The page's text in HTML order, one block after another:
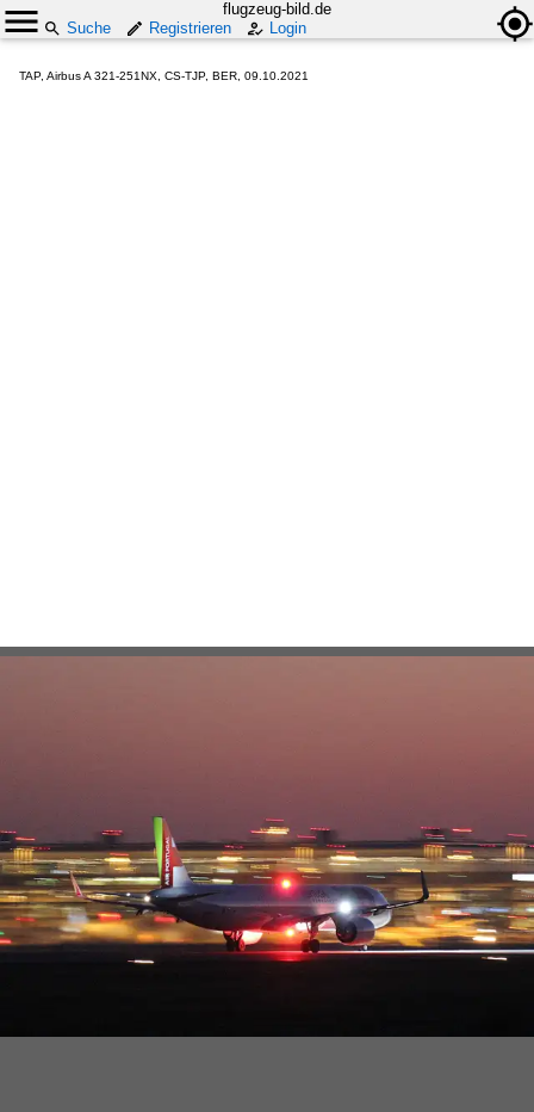
flugzeug-bild.de
Suche
Registrieren Login
TAP, Airbus A 321-251NX, CS-TJP, BER, 09.10.2021